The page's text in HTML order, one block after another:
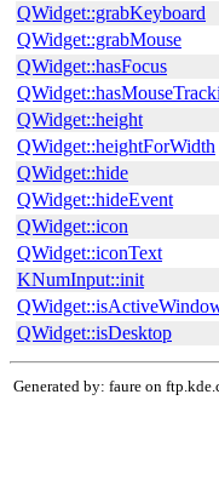
QWidget::grabKeyboard
QWidget::grabMouse
QWidget::hasFocus
QWidget::height
QWidget::heightForWidth
QWidget::hide
QWidget::hideEvent
QWidget::icon
QWidget::iconText
KNumInput::init
QWidget::isDesktop
Generated by: faure on